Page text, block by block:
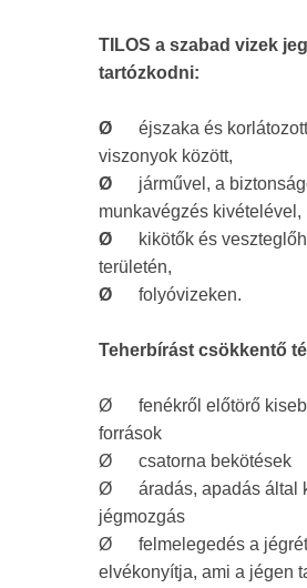
TILOS a szabad vizek
tartózkodni:
Ø
éjszaka és
viszonyok között,
Ø
járművel, a
munkavégzés kivételével,
Ø
kikötők és
területén,
Ø
folyóvizeken.
Teherbírást csökkentő
Ø
fenékről előtörő
források
Ø
csatorna bekötések
Ø
áradás, apadás által
jégmozgás
Ø
felmelegedés a
elvékonyítja, ami a jégen